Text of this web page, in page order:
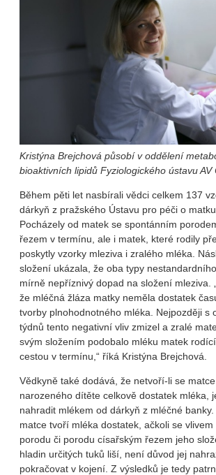
Kristýna Brejchová působí v oddělení
bioaktivních lipidů Fyziologického ústavu AV
Během pěti let nasbírali vědci celkem 137
dárkyň z pražského Ústavu pro péči o
Pocházely od matek se spontánním
řezem v termínu, ale i matek, které rodily
poskytly vzorky mleziva i zralého mléka.
složení ukázala, že oba typy
mírně nepříznivý dopad na složení mleziva.
že mléčná žláza matky neměla dostatek
tvorby plnohodnotného mléka. Nejpozději s
týdnů tento negativní vliv zmizel a zralé
svým složením podobalo mléku matek
cestou v termínu,“ říká Kristýna Brejchová.
Vědkyně také dodává, že netvoří-li se
narozeného dítěte celkově dostatek mléka,
nahradit mlékem od dárkyň z mléčné
matce tvoří mléka dostatek, ačkoli se
porodu či porodu císařským řezem jeho
hladin určitých tuků liší, není důvod jej
pokračovat v kojení. Z výsledků je tedy